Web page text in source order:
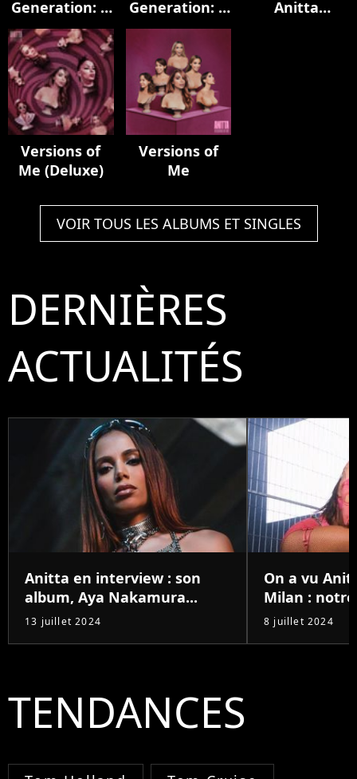
Generation: A
Favela Love
Story
Generation: A
Favela Love
Story
Anitta
Versions of
Me (Deluxe)
Versions of
Me
VOIR TOUS LES ALBUMS ET SINGLES
DERNIÈRES
ACTUALITÉS
Anitta en interview : son
album, Aya Nakamura...
13 juillet 2024
On a vu
Milan :
8 juillet 2024
TENDANCES